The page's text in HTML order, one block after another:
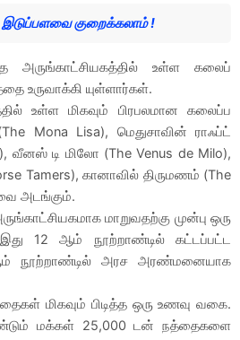
இடுப்பளவை குறைக்கலாம் !
அருங்காட்சியகத்தில் உள்ள கலைப்
உருவாக்கி யுள்ளார்கள்.
உள்ள மிகவும் பிரபலமான கலைப்ப
Mona Lisa), மெதுசாவின் ராஃப்ட்
வீனஸ் டி மிலோ (The Venus de Milo),
Tamers), கானாவில் திருமணம் (The
அடங்கும்.
மாறுவதற்கு முன்பு ஒரு
12 ஆம் நூற்றாண்டில் கட்டப்பட்ட
நூற்றாண்டில் அரச அரண்மனையாக
மிகவும் பிடித்த ஒரு உணவு வகை.
மக்கள் 25,000 டன் நத்தைகளை